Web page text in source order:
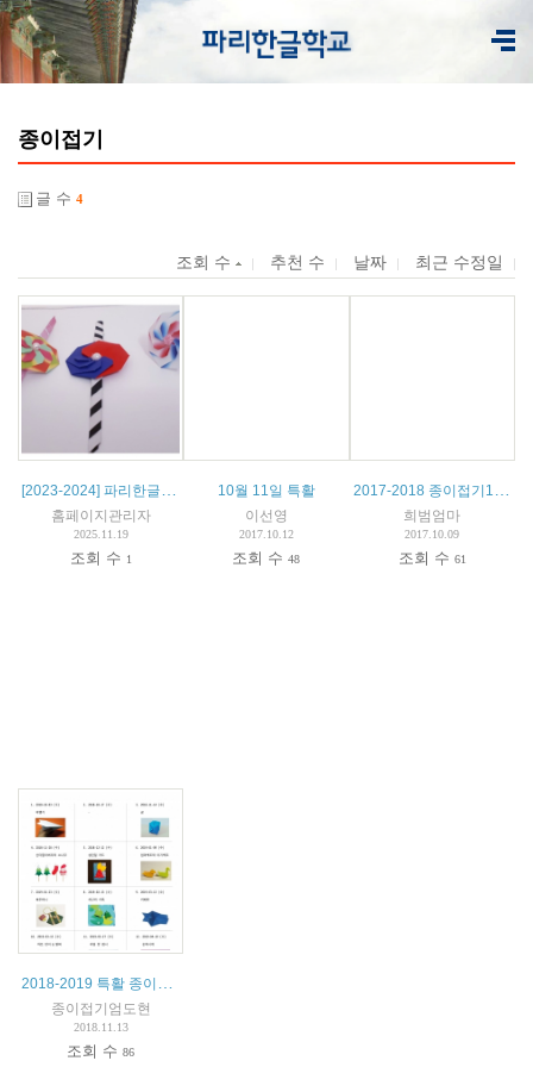
종이접기
글 수 4
조회 수 추천 수 날짜 최근 수정일
[2023-2024] 파리한글학교 특활 종이접기
홈페이지관리자
2025.11.19
조회 수 1
10월 11일 특활
이선영
2017.10.12
조회 수48
2017-2018 종이접기1 수업계획서
희범엄마
2017.10.09
조회 수 61
2018-2019 특활 종이접기 1 계획서
종이접기엄도현
2018.11.13
조회 수86